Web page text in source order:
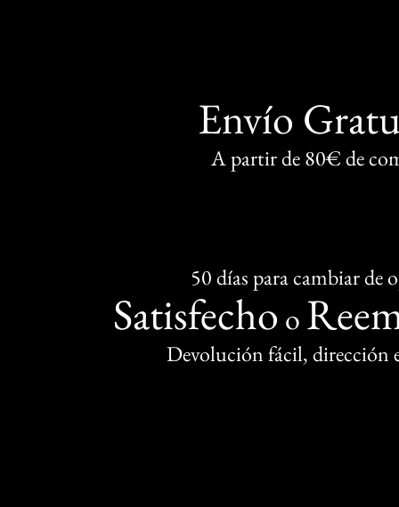
Envío
A partir de 80€ de
50 días para cambiar de
Satisfecho o
Devolución fácil, dirección